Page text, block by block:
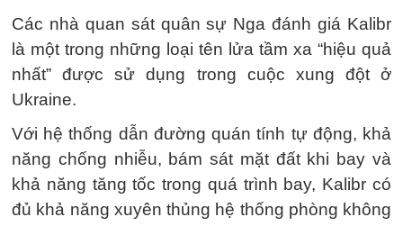
Các nhà quan sát quân sự Nga đánh giá Kalibr
là một trong những loại tên lửa tầm xa “hiệu quả
nhất” được sử dụng trong cuộc xung đột ở
Ukraine.
Với hệ thống dẫn đường quán tính tự động, khả
năng chống nhiễu, bám sát mặt đất khi bay và
khả năng tăng tốc trong quá trình bay, Kalibr có
đủ khả năng xuyên thủng hệ thống phòng không